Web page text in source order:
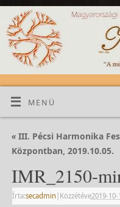
MENÜ
«III. Pécsi Harmonika
Központban, 2019.10.05.
IMR_2150-
Írta:secadmin | Közzétéve2019-10-